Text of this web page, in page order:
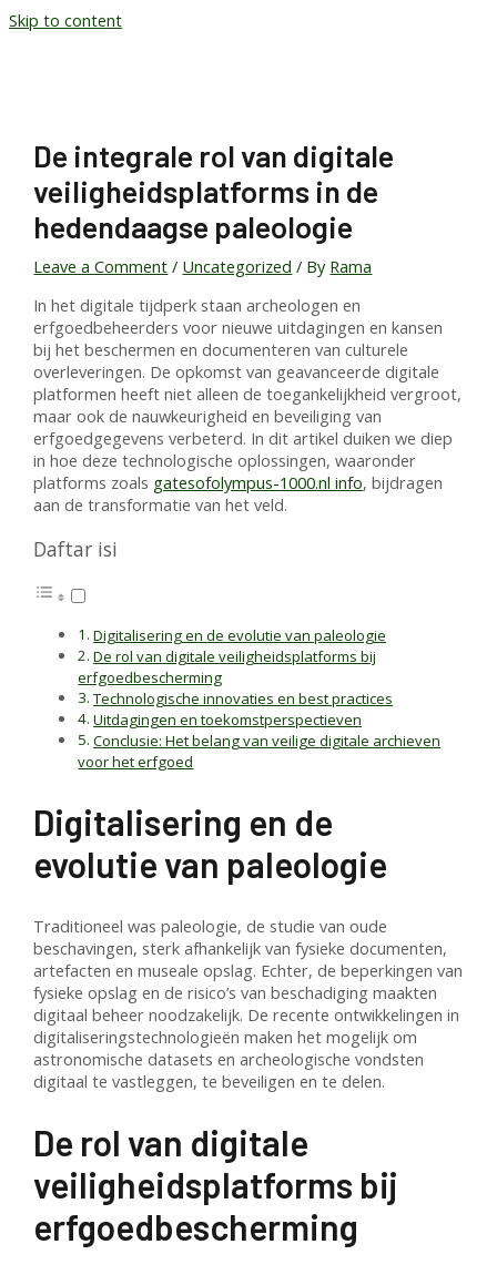
Skip to content
De integrale rol van digitale
veiligheidsplatforms in de
hedendaagse paleologie
Leave a Comment / Uncategorized / By Rama
In het digitale tijdperk staan archeologen en
erfgoedbeheerders voor nieuwe uitdagingen en kansen
bij het beschermen en documenteren van culturele
overleveringen. De opkomst van geavanceerde digitale
platformen heeft niet alleen de toegankelijkheid vergroot,
maar ook de nauwkeurigheid en beveiliging van
erfgoedgegevens verbeterd. In dit artikel duiken we diep
in hoe deze technologische oplossingen, waaronder
platforms zoals gatesofolympus-1000.nl info, bijdragen
aan de transformatie van het veld.
Daftar isi
Digitalisering en de evolutie van paleologie
De rol van digitale veiligheidsplatforms bij
erfgoedbescherming
Technologische innovaties en best practices
Uitdagingen en toekomstperspectieven
Conclusie: Het belang van veilige digitale archieven
voor het erfgoed
Digitalisering en de
evolutie van paleologie
Traditioneel was paleologie, de studie van oude
beschavingen, sterk afhankelijk van fysieke documenten,
artefacten en museale opslag. Echter, de beperkingen van
fysieke opslag en de risico’s van beschadiging maakten
digitaal beheer noodzakelijk. De recente ontwikkelingen in
digitaliseringstechnologieën maken het mogelijk om
astronomische datasets en archeologische vondsten
digitaal te vastleggen, te beveiligen en te delen.
De rol van digitale
veiligheidsplatforms bij
erfgoedbescherming